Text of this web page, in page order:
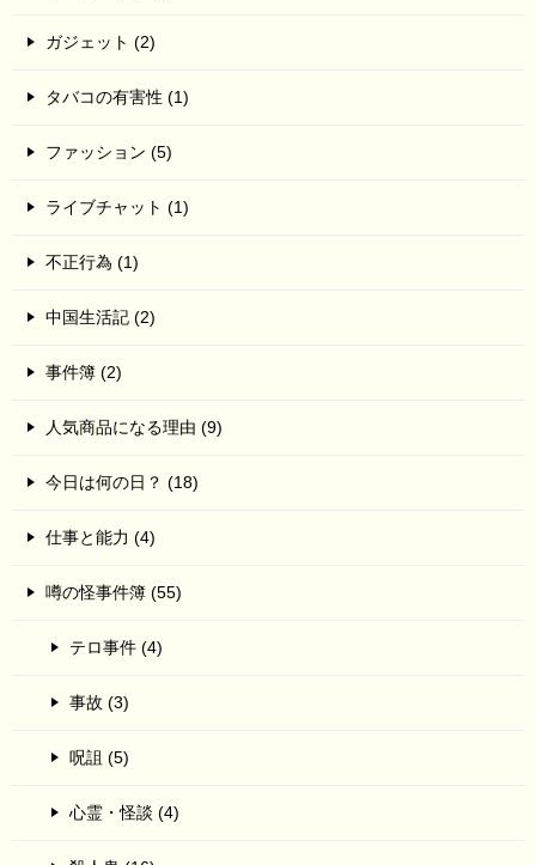
ガジェット (2)
タバコの有害性 (1)
ファッション (5)
ライブチャット (1)
不正行為 (1)
中国生活記 (2)
事件簿 (2)
人気商品になる理由 (9)
今日は何の日？ (18)
仕事と能力 (4)
噂の怪事件簿 (55)
テロ事件 (4)
事故 (3)
呪詛 (5)
心霊・怪談 (4)